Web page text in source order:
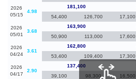
2026
05/15
4.98
181,100
54,400
126,700 17,100
2026
05/01
3.68
163,900
50,900
113,000 17,600
2026
04/24
3.61
162,800
53,400
109,400 17,300
2026
04/17
2.90
137,400
39,100
98,300 16,500